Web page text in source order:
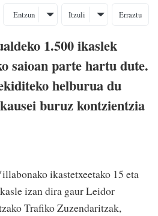
Entzun Itzuli Erraztu
1.500 ikaslek
saioan parte hartu dute.
helburua du
buruz kontzientzia
ikastetxeetako 15 eta
izan dira gaur Leidor
Trafiko Zuzendaritzak,